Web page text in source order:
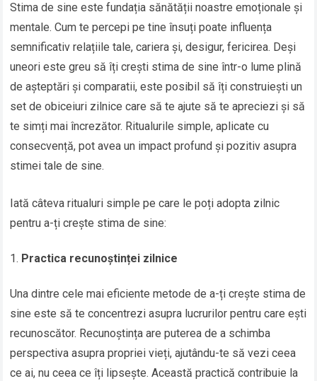
Stima de sine este fundația sănătății noastre emoționale și
mentale. Cum te percepi pe tine însuți poate influența
semnificativ relațiile tale, cariera și, desigur, fericirea. Deși
uneori este greu să îți crești stima de sine într-o lume plină
de așteptări și comparatii, este posibil să îți construiești un
set de obiceiuri zilnice care să te ajute să te apreciezi și să
te simți mai încrezător. Ritualurile simple, aplicate cu
consecvență, pot avea un impact profund și pozitiv asupra
stimei tale de sine.
Iată câteva ritualuri simple pe care le poți adopta zilnic
pentru a-ți crește stima de sine:
Practica recunoștinței zilnice
Una dintre cele mai eficiente metode de a-ți crește stima de
sine este să te concentrezi asupra lucrurilor pentru care ești
recunoscător. Recunoștința are puterea de a schimba
perspectiva asupra propriei vieți, ajutându-te să vezi ceea
ce ai, nu ceea ce îți lipsește. Această practică contribuie la